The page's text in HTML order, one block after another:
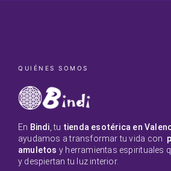
QUIÉNES SOMOS
En Bindi , tu tienda esotérica en
ayudamos a transformar tu vida con
amuletos y herramientas espirituales
y despiertan tu luz interior.